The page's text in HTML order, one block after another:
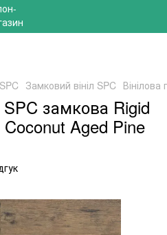
Замковий вініл SPC
SPC замкова Rigid
Aged Pine